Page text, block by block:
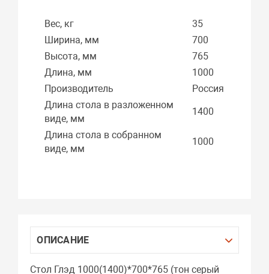
Вес, кг
35
Ширина, мм
700
Высота, мм
765
Длина, мм
1000
Производитель
Россия
Длина стола в разложенном
виде, мм
1400
Длина стола в собранном
виде, мм
1000
ОПИСАНИЕ
Стол Глэд 1000(1400)*700*765 (тон серый